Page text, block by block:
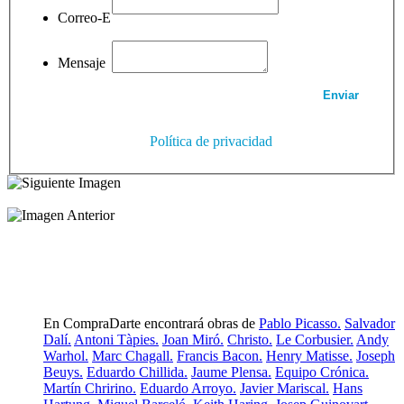
Correo-E
Mensaje
Política de privacidad
En CompraDarte encontrará obras de Pablo Picasso. Salvador
Dalí. Antoni Tàpies. Joan Miró. Christo. Le Corbusier. Andy
Warhol. Marc Chagall. Francis Bacon. Henry Matisse. Joseph
Beuys. Eduardo Chillida. Jaume Plensa. Equipo Crónica.
Martín Chririno. Eduardo Arroyo. Javier Mariscal. Hans